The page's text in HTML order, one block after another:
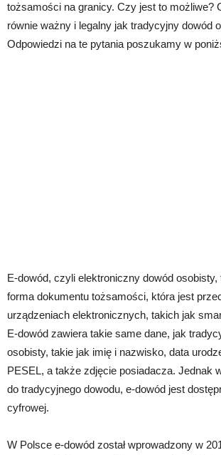
tożsamości na granicy. Czy jest to możliwe?
równie ważny i legalny jak tradycyjny dowód
Odpowiedzi na te pytania poszukamy w
E-dowód, czyli elektroniczny dowód
forma dokumentu tożsamości, która jest
urządzeniach elektronicznych, takich jak
E-dowód zawiera takie same dane, jak
osobisty, takie jak imię i nazwisko, data
PESEL, a także zdjęcie posiadacza. Jednak
do tradycyjnego dowodu, e-dowód jest
cyfrowej.
W Polsce e-dowód został wprowadzony w